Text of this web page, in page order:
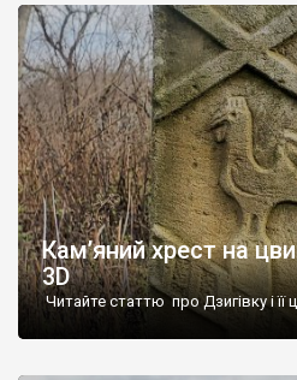
століття тут розмістили
палацу виїхала лікарня – ми
Кам’яний хрест на
3D
Читайте статтю про Дзигівку і її